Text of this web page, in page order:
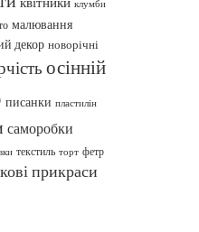
клумби
малювання
декор новорічні
осінній
писанки пластилін
саморобки
текстиль торт фетр
прикраси